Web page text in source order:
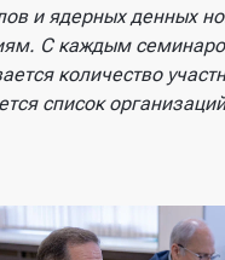
и ядерных денных
С каждым
количество
список